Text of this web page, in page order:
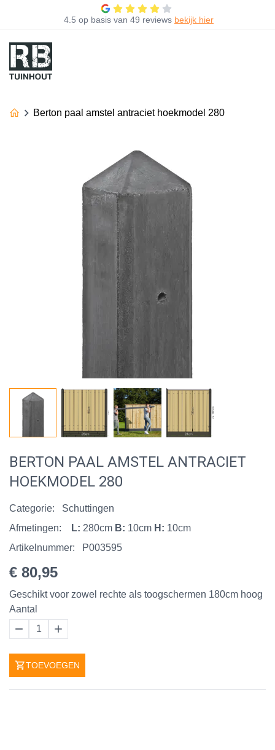
4.5 op basis van 49 reviews bekijk hier
Berton paal amstel antraciet hoekmodel 280
BERTON PAAL AMSTEL ANTRACIET
HOEKMODEL 280
Categorie:
Schuttingen
Afmetingen:
L: 280cm B: 10cm H: 10cm
Artikelnummer:
P003595
€ 80,95
Geschikt voor zowel rechte als toogschermen 180cm hoog
Aantal
1
TOEVOEGEN